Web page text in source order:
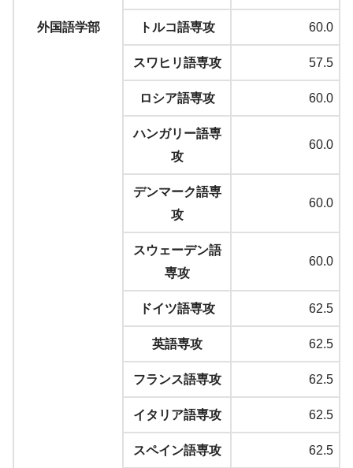
外国語学部 トルコ語専攻 60.0
スワヒリ語専攻 57.5
ロシア語専攻 60.0
ハンガリー語専
攻
60.0
デンマーク語専
攻
60.0
スウェーデン語
専攻
60.0
ドイツ語専攻 62.5
英語専攻 62.5
フランス語専攻 62.5
イタリア語専攻 62.5
スペイン語専攻 62.5